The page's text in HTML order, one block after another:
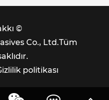
©
Co., Ltd.Tüm
politikası